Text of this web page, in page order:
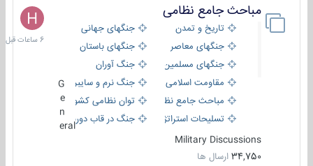
مباحث جامع نظامی
تاریخ و تمدن
جنگهای جهانی
جنگهای معاصر
جنگهای باستان
جنگهای مسلمین
جنگ آوران
مقاومت اسلامی
جنگ نرم و سایبری
مباحث جامع نظامی
توان نظامی کشورها
تسلیحات استراتژیک
جنگ در قاب دوربین
eral
Military Discussions
34,750 ارسال ها
6
ساعات
قبل